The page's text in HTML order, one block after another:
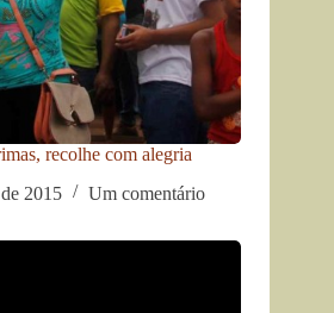
recolhe com alegria
2015
Um comentário